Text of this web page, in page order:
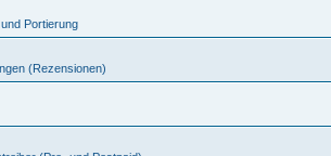
Portierung
(Rezensionen)